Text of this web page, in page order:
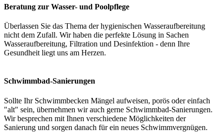
Beratung zur Wasser- und Poolpflege
Überlassen Sie das Thema der hygienischen Wasseraufbereitung
nicht dem Zufall. Wir haben die perfekte Lösung in Sachen
Wasseraufbereitung, Filtration und Desinfektion - denn Ihre
Gesundheit liegt uns am Herzen.
Schwimmbad-Sanierungen
Sollte Ihr Schwimmbecken Mängel aufweisen, porös oder einfach
"alt" sein, übernehmen wir auch gerne Schwimmbad-Sanierungen.
Wir besprechen mit Ihnen verschiedene Möglichkeiten der
Sanierung und sorgen danach für ein neues Schwimmvergnügen.